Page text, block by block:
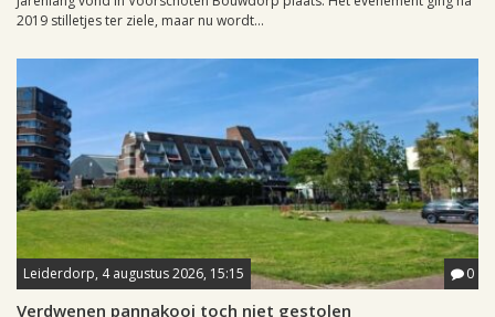
2019 stilletjes ter ziele, maar nu wordt...
Leiderdorp, 4 augustus 2026, 15:15 0
Verdwenen pannakooi toch niet gestolen